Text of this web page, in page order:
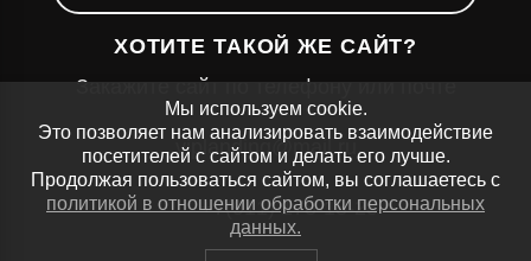
ХОТИТЕ ТАКОЙ ЖЕ САЙТ?
Закажите сайт по телефону или почте
viplanding@mail.ru
+7(911) 178-18-28
Мы используем cookie.
Это позволяет нам анализировать взаимодействие
посетителей с сайтом и делать его лучше.
Продолжая пользоваться сайтом, вы соглашаетесь с
политикой в отношении обработки персональных
данных.